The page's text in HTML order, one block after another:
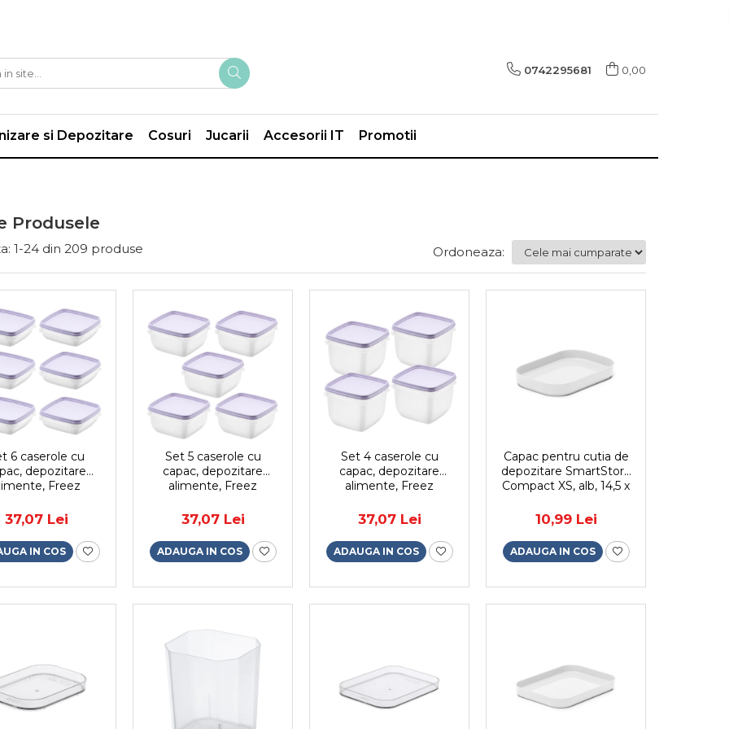
0742295681 0,00
si Depozitare Cosuri Jucarii Accesorii IT Promotii
Produsele
1-24din 209 produse Ordoneaza:
6 caserole cu
depozitare
Freez
cu cuptorul
microunde si
capac
ermetic
37,07 Lei
IN COS
Set 5 caserole cu
capac, depozitare
alimente, Freez
compatibila cu cuptorul
microunde si
congelator, capac
ermetic
37,07 Lei
ADAUGA IN COS
Set 4 caserole cu
capac, depozitare
alimente, Freez
compatibila cu cuptorul
microunde si
congelator, capac
ermetic
37,07 Lei
ADAUGA IN COS
Capac pentru cutia de
depozitare SmartStore
Compact XS, alb, 14,5 x
10,99 Lei
ADAUGA IN COS